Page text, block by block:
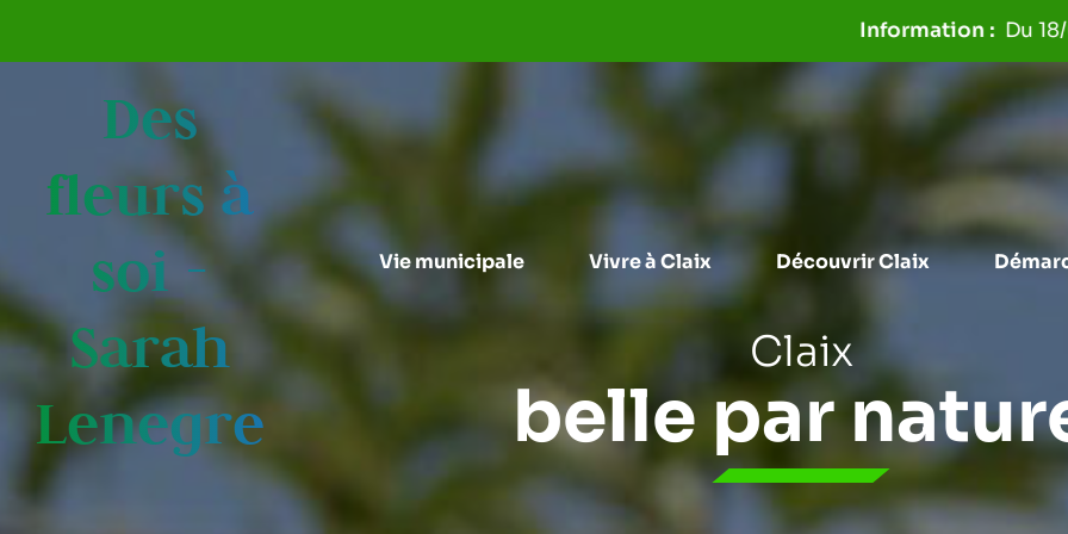
Du 18/06 au
Des
fleurs à
soi -
Sarah
Lenegre
Vie municipale Vivre à Claix Découvrir Claix
Claix
belle par